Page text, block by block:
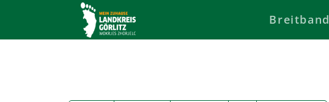
Breitband